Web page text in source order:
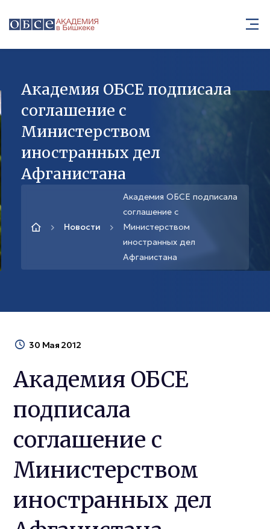
Академия ОБСЕ подписала
соглашение с
Министерством
иностранных дел
Афганистана
Новости
Академия ОБСЕ подписала
соглашение с
Министерством
иностранных дел
Афганистана
30 Мая 2012
Академия ОБСЕ
подписала
соглашение с
Министерством
иностранных дел